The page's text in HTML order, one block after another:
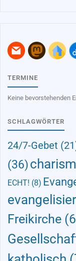
TERMINE
Keine bevorstehenden
SCHLAGWÖRTER
24/7-Gebet
(36)
ECHT! (8)
Freikirche